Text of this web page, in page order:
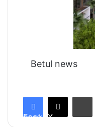
Betul news
Facebook X